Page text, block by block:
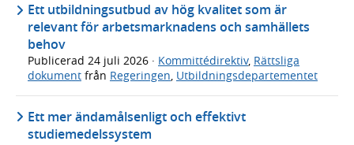
Ett utbildningsutbud av hög kvalitet som är
relevant för arbetsmarknadens och samhällets
behov
Publicerad 24 juli 2026 · Kommittédirektiv, Rättsliga
dokument från Regeringen, Utbildningsdepartementet
Ett mer ändamålsenligt och effektivt
studiemedelssystem